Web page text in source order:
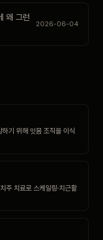
왜 그런
2026-06-04
기 위해 잇몸 조직을 이식
주 치료로 스케일링·치근활